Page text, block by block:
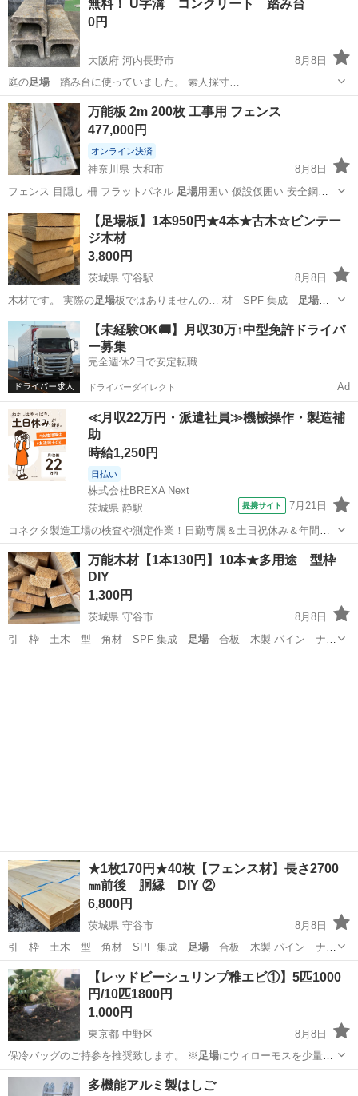
無料！ U字溝 コンクリート 踏み台
0円
大阪府 河内長野市
8月8日
庭の足場 踏み台に使っていました。 素人採寸…
大阪 河内長野市 その他
万能板 2m 200枚 工事用 フェンス
477,000円
オンライン決済
神奈川県 大和市
8月8日
フェンス 目隠し 柵 フラットパネル 足場用囲い 仮設仮囲い 安全鋼板
鋼板 中…
神奈川 大和市 その他
【足場板】1本950円★4本★古木☆ビンテー
ジ木材
3,800円
茨城県 守谷駅
8月8日
木材です。 実際の足場板ではありませんの… 材 SPF 集成
足場
合板
茨城 守谷市 守谷駅 その他 足場
【未経験OK🚚】月収30万↑中型免許ドライバ
ー募集
完全週休2日で安定転職
ドライバーダイレクト Ad
≪月収22万円・派遣社員≫機械操作・製造補
助
時給1,250円
日払い
株式会社BREXA Next
茨城県 静駅
提携サイト 7月21日
コネクタ製造工場の検査や測定作業！日勤専属＆土日祝休み＆年間休
日128日★クリーンルーム内作業★マイカー通勤OK＆無料駐車場あり
★就業先食堂利用可！日払い制度あり！《茨城県常陸大宮市》 人気の
工場のお仕事 ◇コネクタ製造工...
茨城 常陸大宮市 静駅 その他
万能木材【1本130円】10本★多用途 型枠
DIY
1,300円
茨城県 守谷市
8月8日
引 枠 土木 型 角材 SPF 集成
足場合板 木製 パイン ナチ
★1枚170円★40枚【フェンス材】長さ2700
㎜前後 胴縁 DIY ②
6,800円
茨城県 守谷市
8月8日
引 枠 土木 型 角材 SPF 集成 足場合板 木製 パイン ナチ
ュラル イン…
茨城 守谷市 その他 インテリア
【レッドビーシュリンプ稚エビ①】5匹1000
円/10匹1800円
1,000円
東京都 中野区
8月8日
保冷バッグのご持参を推奨致します。 ※ 足場にウィローモスを少量い
れますが、レッド…
東京 中野区 その他 エビ
多機能アルミ製はしご